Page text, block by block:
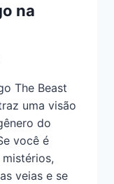
na
The Beast
uma visão
do
você é
veias e se